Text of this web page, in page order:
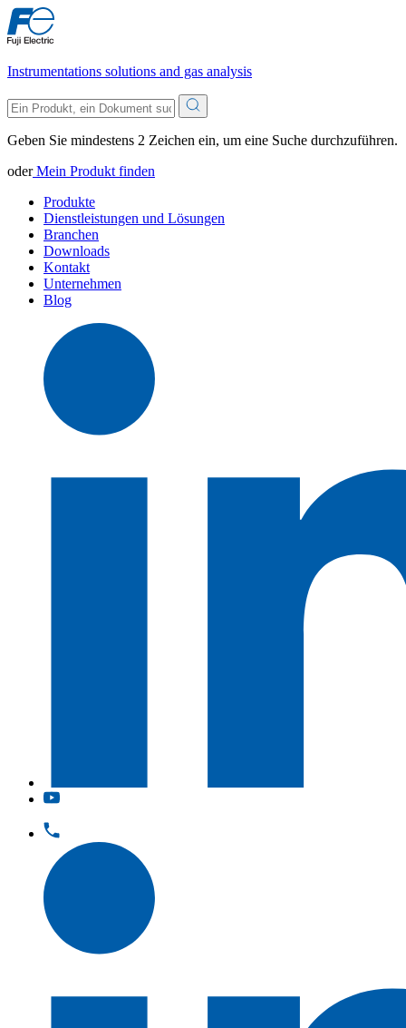
Instrumentations solutions and gas analysis
Geben Sie mindestens 2 Zeichen ein, um eine Suche durchzuführen.
oderMein Produkt finden
Produkte
Dienstleistungen und Lösungen
Branchen
Downloads
Kontakt
Unternehmen
Blog